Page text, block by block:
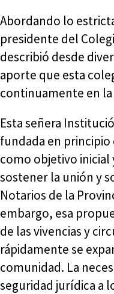
Abordando lo
presidente del
describió desde
aporte que esta
continuamente en la
Esta señera
fundada en
como objetivo
sostener la unión y
Notarios de la
embargo, esa
de las vivencias y
rápidamente se
comunidad. La
seguridad jurídica a